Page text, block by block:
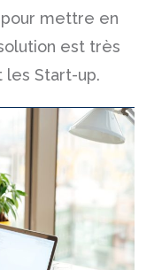
mettre en
est très
les Start-up.